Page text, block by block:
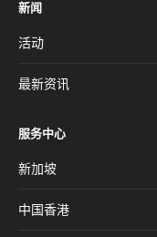
新闻
活动
最新资讯
服务中心
新加坡
中国香港